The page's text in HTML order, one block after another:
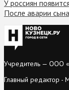
У россиян
После аварии
Учредитель — ООО
Главный редактор -